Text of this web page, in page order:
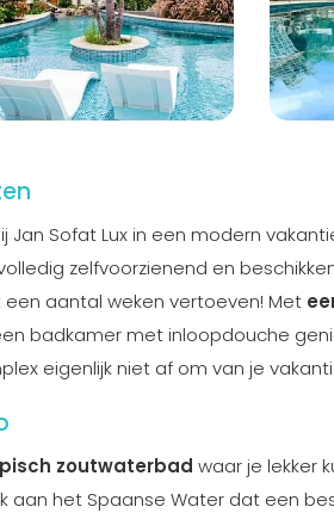
Jan Sofat Lux in een modern
zelfvoorzienend en
aantal weken vertoeven! Met
badkamer met inloopdouche
eigenlijk niet af om van je
zoutwaterbad waar je lekker
aan het Spaanse Water dat een